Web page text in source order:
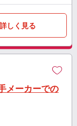
詳しく見る
メーカーでの